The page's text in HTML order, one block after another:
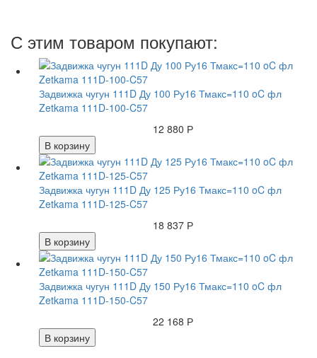
С этим товаром покупают:
Задвижка чугун 111D Ду 100 Ру16 Тмакс=110 oC фл
Zetkama 111D-100-C57
12 880 Р
В корзину
Задвижка чугун 111D Ду 125 Ру16 Тмакс=110 oC фл
Zetkama 111D-125-C57
18 837 Р
В корзину
Задвижка чугун 111D Ду 150 Ру16 Тмакс=110 oC фл
Zetkama 111D-150-C57
22 168 Р
В корзину